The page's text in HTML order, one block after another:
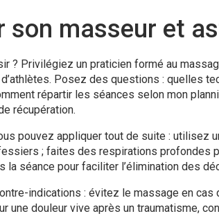
son masseur et
? Privilégiez un praticien formé au
Posez des questions : quelles
répartir les séances selon mon
récupération.
pouvez appliquer tout de suite : utilisez
; faites des respirations profondes
la séance pour faciliter l’élimination des
indications : évitez le massage en cas
une douleur vive après un traumatisme,